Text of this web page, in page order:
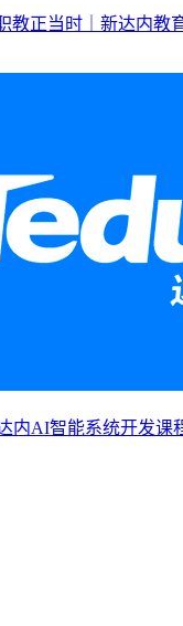
教正当时｜新达内教
内AI智能系统开发课